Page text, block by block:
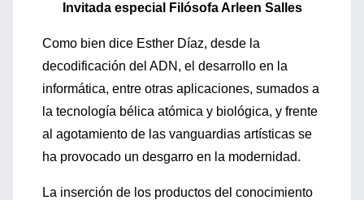
Invitada especial Filósofa Arleen Salles
Como bien dice Esther Díaz, desde la
decodificación del ADN, el desarrollo en la
informática, entre otras aplicaciones, sumados a
la tecnología bélica atómica y biológica, y frente
al agotamiento de las vanguardias artísticas se
ha provocado un desgarro en la modernidad.
La inserción de los productos del conocimiento